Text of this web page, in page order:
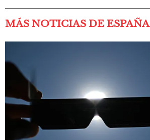
MÁS NOTICIAS DE ESPAÑA